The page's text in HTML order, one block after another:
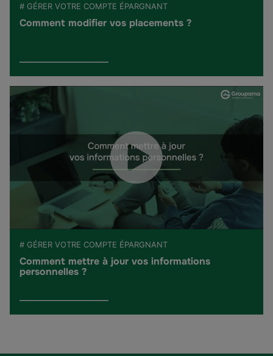
# GÉRER VOTRE COMPTE ÉPARGNANT
Comment modifier vos placements ?
# GÉRER VOTRE COMPTE ÉPARGNANT
Comment mettre à jour vos informations
personnelles ?